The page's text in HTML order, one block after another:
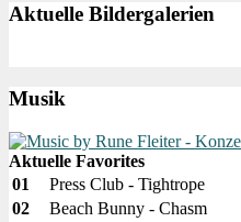
Aktuelle Bildergalerien
Musik
Aktuelle Favorites
01
Press Club - Tightrope
02
Beach Bunny - Chasm